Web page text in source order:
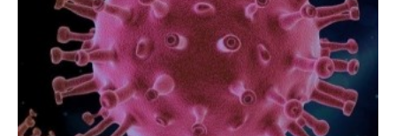
Top 10
Cégünkről